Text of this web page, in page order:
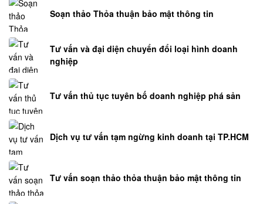
Soạn thảo Thỏa thuận bảo mật thông tin
Tư vấn và đại diện chuyển đổi loại hình doanh
nghiệp
Tư vấn thủ tục tuyên bố doanh nghiệp phá sản
Dịch vụ tư vấn tạm ngừng kinh doanh tại TP.HCM
Tư vấn soạn thảo thỏa thuận bảo mật thông tin